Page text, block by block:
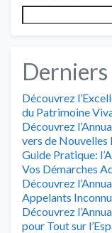
Derniers
Découvrez
du Patrimoine
Découvrez
vers de Nouvelles
Guide Pratique:
Vos Démarches
Découvrez
Appelants
Découvrez
pour Tout sur